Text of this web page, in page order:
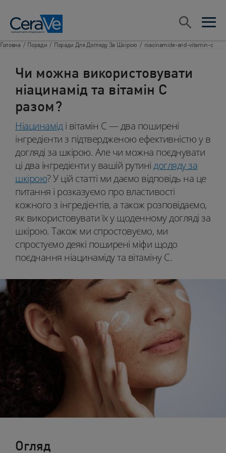
open
open
ПОШУК​
Головна / Поради / Поради Для Догляду За Шкірою​ / niacinamide-and-vitamin-c
Чи можна використовувати
ніацинамід та вітамін С
разом?
Ніацинаміді вітамін С — два поширені
інгредієнти з підтвердженою ефективністю у в
догляді за шкірою. Але чи можна поєднувати
ці два інгредієнти у вашій рутинідогляду за
шкірою? У цій статті ми даємо відповідь на це
питання і розказуємо про властивості
кожного з інгредієнтів, а також розповідаємо,
як використовувати їх у щоденному догляді за
шкірою. Також ми спростовуємо, ми
спростуємо деякі поширені міфи щодо
поєднання ніацинаміду та вітаміну С.
Огляд